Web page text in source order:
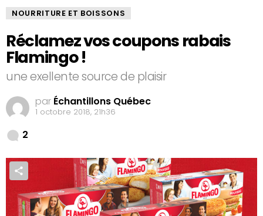
NOURRITURE ET BOISSONS
Réclamez vos coupons rabais
Flamingo !
une exellente source de plaisir
par Échantillons Québec
1 octobre 2018, 21h36
2